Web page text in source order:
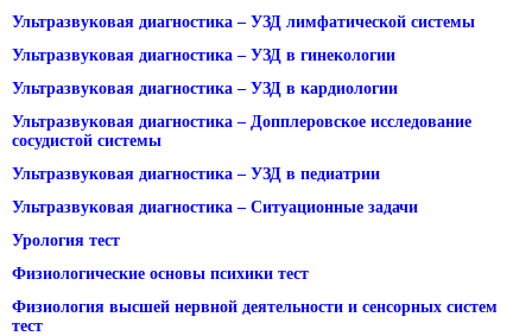
Ультразвуковая диагностика – УЗД лимфатической системы
Ультразвуковая диагностика – УЗД в гинекологии
Ультразвуковая диагностика – УЗД в кардиологии
Ультразвуковая диагностика – Допплеровское исследование
сосудистой системы
Ультразвуковая диагностика – УЗД в педиатрии
Ультразвуковая диагностика – Ситуационные задачи
Урология тест
Физиологические основы психики тест
Физиология высшей нервной деятельности и сенсорных систем
тест